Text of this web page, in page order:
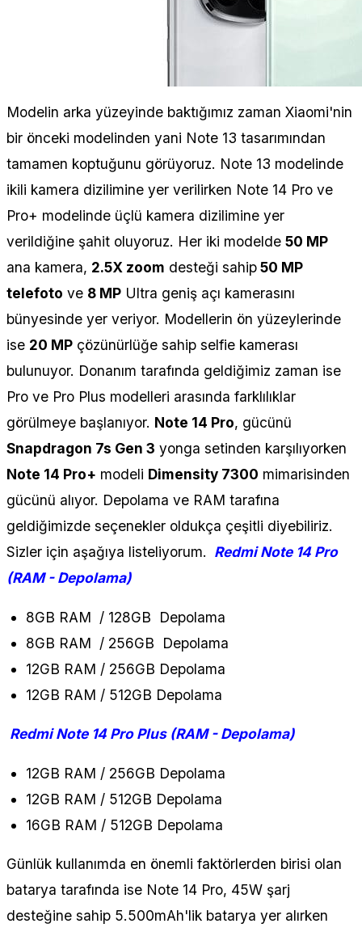
Modelin arka yüzeyinde baktığımız zaman Xiaomi'nin
bir önceki modelinden yani Note 13 tasarımından
tamamen koptuğunu görüyoruz. Note 13 modelinde
ikili kamera dizilimine yer verilirken Note 14 Pro ve
Pro+ modelinde üçlü kamera dizilimine yer
verildiğine şahit oluyoruz. Her iki modelde 50 MP
ana kamera, 2.5X zoom desteği sahip50 MP
telefoto ve 8 MP Ultra geniş açı kamerasını
bünyesinde yer veriyor. Modellerin ön yüzeylerinde
ise 20 MP çözünürlüğe sahip selfie kamerası
bulunuyor. Donanım tarafında geldiğimiz zaman ise
Pro ve Pro Plus modelleri arasında farklılıklar
görülmeye başlanıyor. Note 14 Pro, gücünü
Snapdragon 7s Gen 3 yonga setinden karşılıyorken
Note 14 Pro+ modeli Dimensity 7300 mimarisinden
gücünü alıyor. Depolama ve RAM tarafına
geldiğimizde seçenekler oldukça çeşitli diyebiliriz.
Sizler için aşağıya listeliyorum. Redmi Note 14 Pro
(RAM - Depolama)
8GB RAM / 128GB Depolama
8GB RAM / 256GB Depolama
12GB RAM / 256GB Depolama
12GB RAM / 512GB Depolama
Redmi Note 14 Pro Plus (RAM - Depolama)
12GB RAM / 256GB Depolama
12GB RAM / 512GB Depolama
16GB RAM / 512GB Depolama
Günlük kullanımda en önemli faktörlerden birisi olan
batarya tarafında ise Note 14 Pro, 45W şarj
desteğine sahip 5.500mAh'lik batarya yer alırken